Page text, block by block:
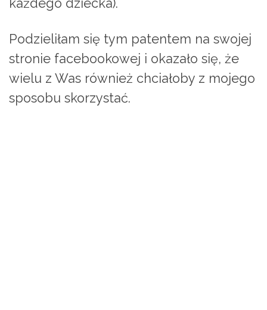
każdego dziecka).
Podzieliłam się tym patentem na swojej
stronie facebookowej i okazało się, że
wielu z Was również chciałoby z mojego
sposobu skorzystać.